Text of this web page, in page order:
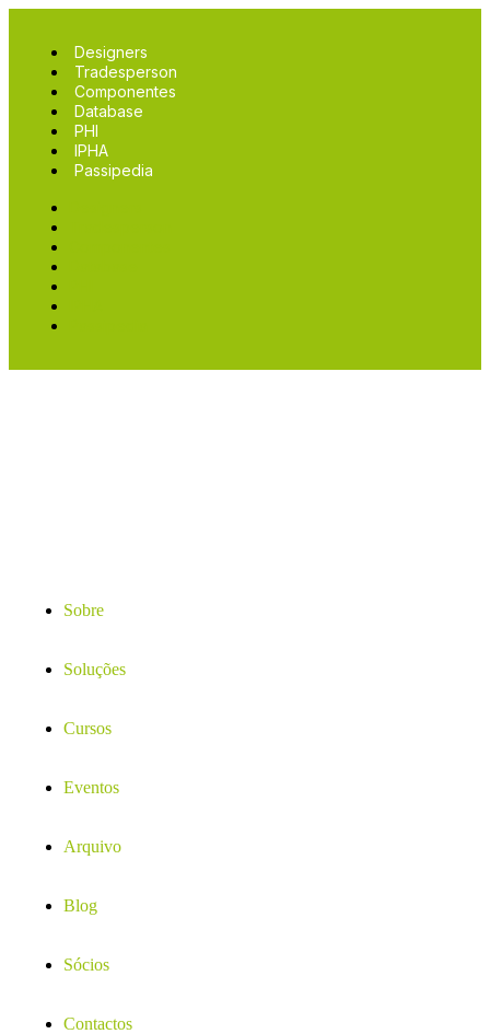
Designers
Tradesperson
Componentes
Database
PHI
IPHA
Passipedia
Sobre
Soluções
Cursos
Eventos
Arquivo
Blog
Sócios
Contactos